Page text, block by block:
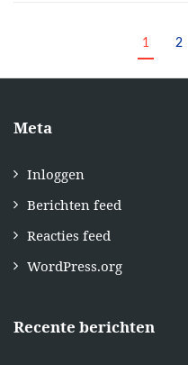
1 2
Meta
Inloggen
Berichten feed
Reacties feed
WordPress.org
Recente berichten